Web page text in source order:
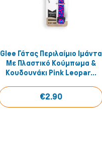
Quick View
Glee Γάτας Περιλαίμιο Ιμάντα
Με Πλαστικό Κούμπωμα &
Κουδουνάκι Pink Leopar...
€2.90